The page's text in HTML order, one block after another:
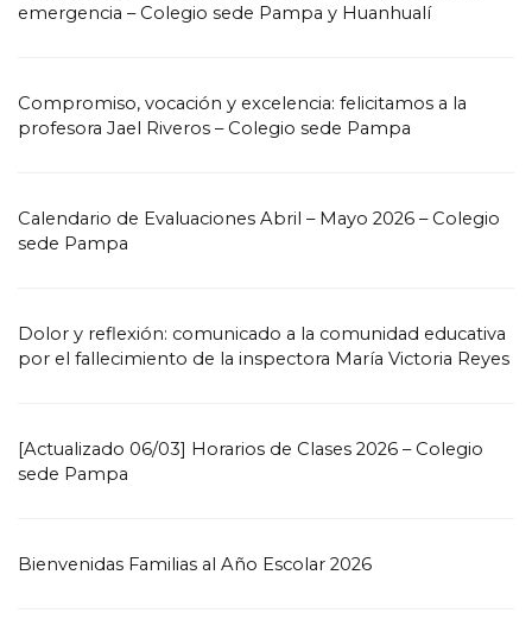
emergencia – Colegio sede Pampa y Huanhualí
Compromiso, vocación y excelencia: felicitamos a la
profesora Jael Riveros – Colegio sede Pampa
Calendario de Evaluaciones Abril – Mayo 2026 – Colegio
sede Pampa
Dolor y reflexión: comunicado a la comunidad educativa
por el fallecimiento de la inspectora María Victoria Reyes
[Actualizado 06/03] Horarios de Clases 2026 – Colegio
sede Pampa
Bienvenidas Familias al Año Escolar 2026